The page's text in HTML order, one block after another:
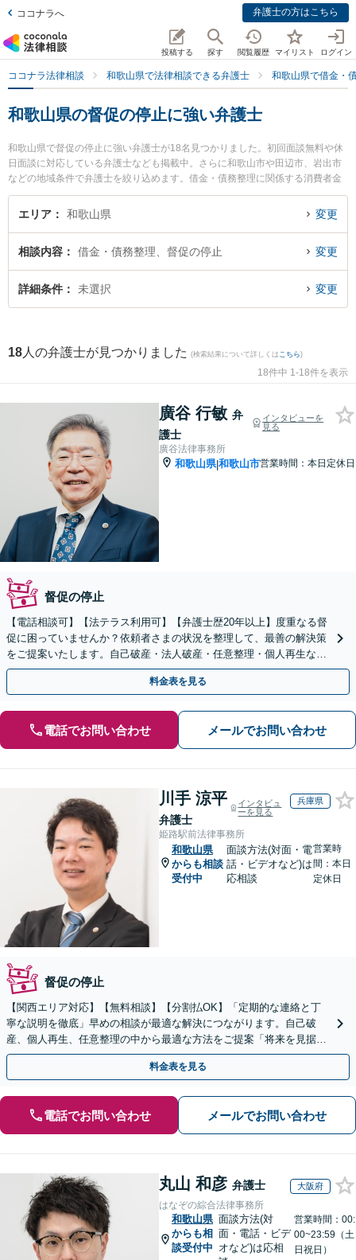
ココナラへ 弁護士の方はこちら
投稿する 探す 閲覧履歴 マイリスト ログイン
ココナラ法律相談 和歌山県で法律相談できる弁護士 和歌山県で借金・
和歌山県の督促の停止に強い弁護士
和歌山県で督促の停止に強い弁護士が18名見つかりました。初回面談無料や休
日面談に対応している弁護士なども掲載中。さらに和歌山市や田辺市、岩出市
などの地域条件で弁護士を絞り込めます。借金・債務整理に関係する消費者金
融の債務整理やクレジット会社の債務整理、リボ払いの債務整理等の細かな分
野での絞り込み検索もでき便利です。特に廣谷法律事務所の廣谷 行敏弁護士や
で土日や夜間に発生した督促の停止のトラブルを今すぐに弁護士に相談した
い』『督促の停止のトラブル解決の実績豊富な近くの弁護士を検索したい』
『初回相談無料で督促の停止を法律相談できる和歌山県内の弁護士に相談予約
エリア 和歌山県 変更
相談内容 借金・債務整理、督促の停止 変更
詳細条件 未選択 変更
18 人の弁護士が見つかりました (検索結果について詳しくは こちら)
18件中 1-18件を表示
廣谷 行敏 弁
護士
インタビューを
見る
廣谷法律事務所
和歌山県|和歌山市営業時間：本日定休日
督促の停止
【電話相談可】【法テラス利用可】【弁護士歴20年以上】度重なる督
促に困っていませんか？依頼者さまの状況を整理して、最善の解決策
をご提案いたします。自己破産・法人破産・任意整理・個人再生な
ど、お気軽にご連絡を！【完全個室】【和歌山駅15分】
料金表を見る
電話でお問い合わせ メールでお問い合わせ
川手 涼平
弁護士
インタビュ
ーを見る
兵庫県
姫路駅前法律事務所
和歌山県
からも相談
受付中
面談方法(対面・電
話・ビデオなど)は
応相談
営業時
間：本日
定休日
督促の停止
【関西エリア対応】【無料相談】【分割払OK】「定期的な連絡と丁
寧な説明を徹底」早めの相談が最適な解決につながります。自己破
産、個人再生、任意整理の中から最適な方法をご提案「将来を見据え
た生活再建のサポートが充実」【完全個室相談】
料金表を見る
電話でお問い合わせ メールでお問い合わせ
丸山 和彦 弁護士 大阪府
はなぞの綜合法律事務所
和歌山県
からも相
談受付中
面談方法(対
面・電話・ビデ
オなど)は応相
営業時間：00:
00~23:59（土
日祝日）